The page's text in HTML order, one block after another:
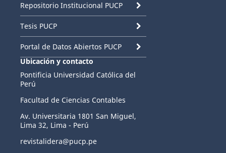
Repositorio Institucional PUCP
Tesis PUCP
Portal de Datos Abiertos PUCP
Ubicación y contacto
Pontificia Universidad Católica del
Perú
Facultad de Ciencias Contables
Av. Universitaria 1801 San Miguel,
Lima 32, Lima - Perú
revistalidera@pucp.pe